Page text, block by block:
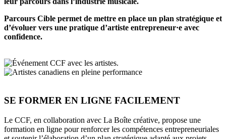
Parcours Cible permet de mettre en place un plan stratégique et
d’évoluer vers une pratique d’artiste entrepreneur·e avec
confidence.
SE FORMER EN LIGNE FACILEMENT
Le CCF, en collaboration avec La Boîte créative, propose une
formation en ligne pour renforcer les compétences entrepreneuriales